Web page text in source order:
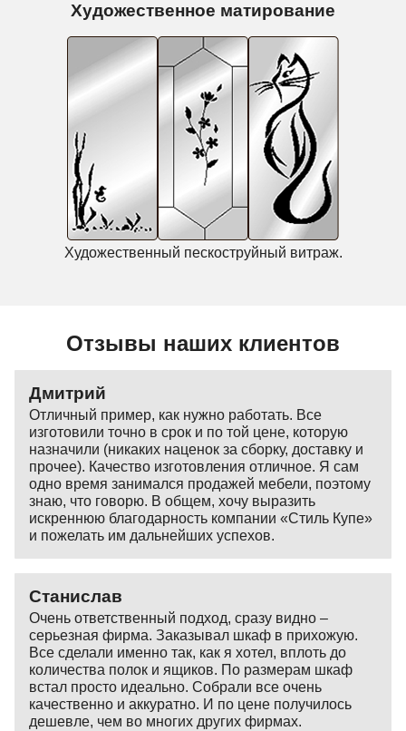
Художественное матирование
Художественный пескоструйный витраж.
Отзывы наших клиентов
Дмитрий
Отличный пример, как нужно работать. Все
изготовили точно в срок и по той цене, которую
назначили (никаких наценок за сборку, доставку и
прочее). Качество изготовления отличное. Я сам
одно время занимался продажей мебели, поэтому
знаю, что говорю. В общем, хочу выразить
искреннюю благодарность компании «Стиль Купе»
и пожелать им дальнейших успехов.
Станислав
Очень ответственный подход, сразу видно –
серьезная фирма. Заказывал шкаф в прихожую.
Все сделали именно так, как я хотел, вплоть до
количества полок и ящиков. По размерам шкаф
встал просто идеально. Собрали все очень
качественно и аккуратно. И по цене получилось
дешевле, чем во многих других фирмах.